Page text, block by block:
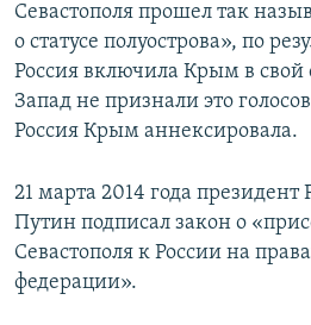
Севастополя прошел так
о статусе полуострова», по
Россия включила Крым в свой
Запад не признали это
Россия Крым аннексировала.
21 марта 2014 года
Путин подписал закон о
Севастополя к России на
федерации».